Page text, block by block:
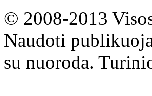
© 2008-2013
Naudoti
su nuoroda.